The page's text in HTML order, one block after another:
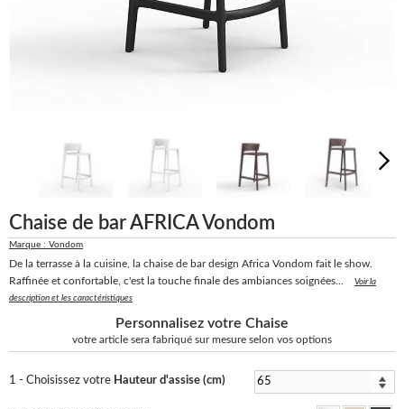
Chaise de bar AFRICA Vondom
Marque : Vondom
De la terrasse à la cuisine, la chaise de bar design Africa Vondom fait le show.
Raffinée et confortable, c'est la touche finale des ambiances soignées...
Voir la
description et les caractéristiques
Personnalisez votre Chaise
votre article sera fabriqué sur mesure selon vos options
1 - Choisissez votre Hauteur d'assise (cm)